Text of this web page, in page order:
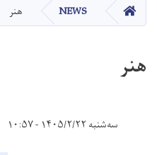
صفحه اصلیNEWS هنر
هنر
سه‌شنبه ۱۴۰۵/۲/۲۲ - ۱۰:۵۷